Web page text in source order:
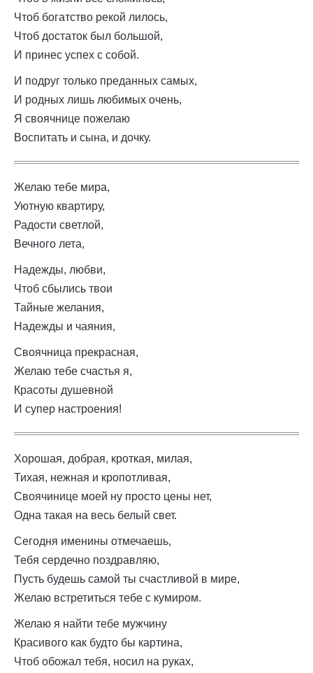
Чтоб богатство рекой лилось,
Чтоб достаток был большой,
И принес успех с собой.
И подруг только преданных самых,
И родных лишь любимых очень,
Я своячнице пожелаю
Воспитать и сына, и дочку.
Желаю тебе мира,
Уютную квартиру,
Радости светлой,
Вечного лета,
Надежды, любви,
Чтоб сбылись твои
Тайные желания,
Надежды и чаяния,
Своячница прекрасная,
Желаю тебе счастья я,
Красоты душевной
И супер настроения!
Хорошая, добрая, кроткая, милая,
Тихая, нежная и кропотливая,
Своячинице моей ну просто цены нет,
Одна такая на весь белый свет.
Сегодня именины отмечаешь,
Тебя сердечно поздравляю,
Пусть будешь самой ты счастливой в мире,
Желаю встретиться тебе с кумиром.
Желаю я найти тебе мужчину
Красивого как будто бы картина,
Чтоб обожал тебя, носил на руках,